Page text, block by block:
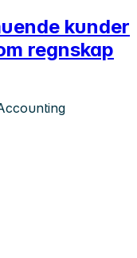
kunder
regnskap